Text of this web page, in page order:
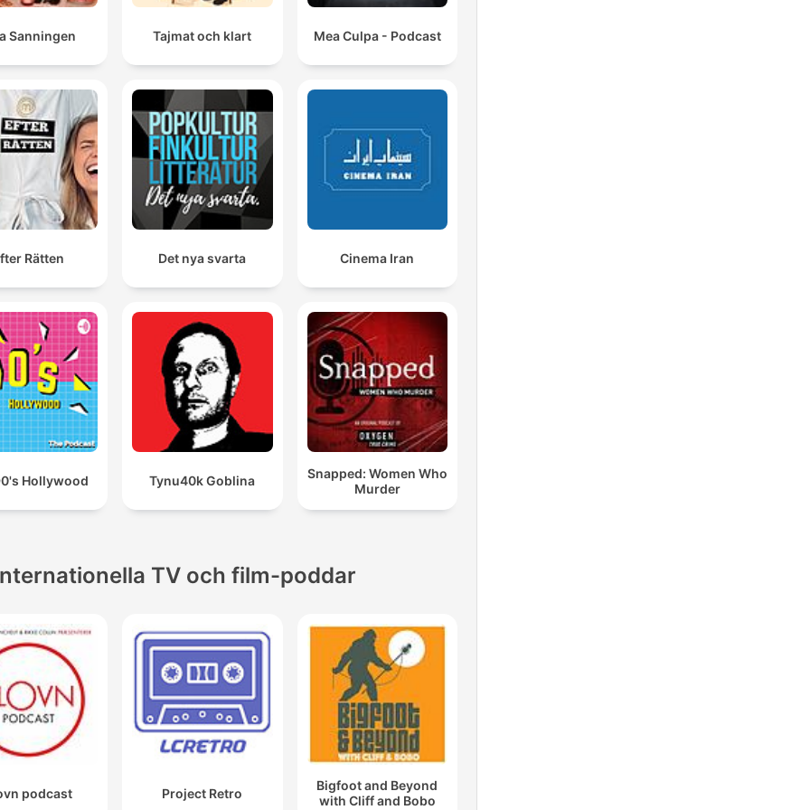
Sanningen Tajmat och klart Mea Culpa - Podcast
Rätten Det nya svarta Cinema Iran
Hollywood Tynu40k Goblina
Snapped: Women Who
Murder
TV och film-poddar
podcast Project Retro
Bigfoot and Beyond
with Cliff and Bobo